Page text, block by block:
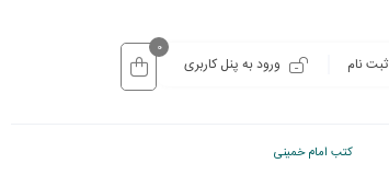
ثبت نام ورود به پنل کاربری
0
کتب امام خمینی